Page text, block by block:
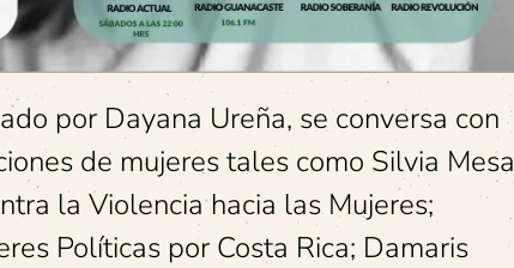
por Dayana Ureña, se conversa con
de mujeres tales como Silvia Mesa
la Violencia hacia las Mujeres;
Políticas por Costa Rica; Damaris